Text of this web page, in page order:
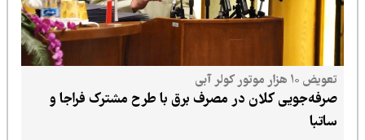
تعویض ۱۰ هزار موتور کولر آبی
صرفه‌جویی کلان در مصرف برق با طرح مشترک فراجا و
ساتبا